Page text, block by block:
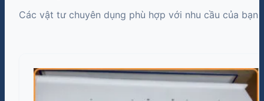
Các vật tư chuyên dụng phù hợp với nhu cầu của bạn